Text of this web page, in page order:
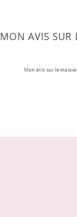
MON AVIS SUR
Mon avis sur le